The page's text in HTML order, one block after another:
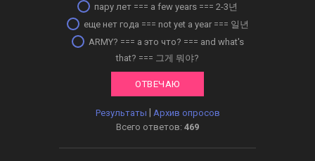
пару лет === a few years === 2-3년
еще нет года === not yet a year === 일년
ARMY? === а это что? === and what's
that? === 그게 뭐야?
Результаты | Архив опросов
Всего ответов: 469